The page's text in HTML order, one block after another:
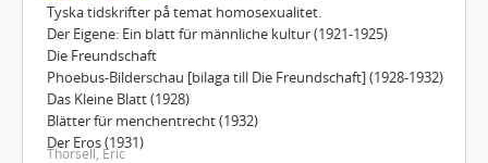
Tyska tidskrifter på temat homosexualitet.
Der Eigene: Ein blatt für männliche kultur (1921-1925)
Die Freundschaft
Phoebus-Bilderschau [bilaga till Die Freundschaft] (1928-1932)
Das Kleine Blatt (1928)
Blätter für menchentrecht (1932)
Der Eros (1931)
Thorsell, Eric